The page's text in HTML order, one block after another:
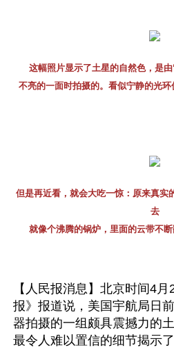
这幅照片显示了土星的自然色，是
不亮的一面时拍摄的。看似宁静的光
但是再近看，就会大吃一惊：原来真实
去
就像个沸腾的锅炉，里面的云带不断
【人民报消息】北京时间4
报》报道说，美国宇航局日
器拍摄的一组颇具震撼力的
最令人难以置信的细节揭示